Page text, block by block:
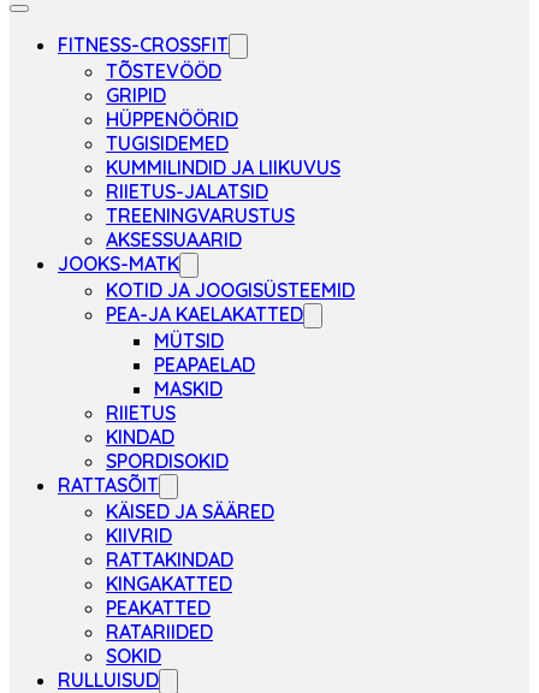
FITNESS-CROSSFIT
TÕSTEVÖÖD
GRIPID
HÜPPENÖÖRID
TUGISIDEMED
KUMMILINDID JA LIIKUVUS
RIIETUS-JALATSID
TREENINGVARUSTUS
AKSESSUAARID
JOOKS-MATK
KOTID JA JOOGISÜSTEEMID
PEA-JA KAELAKATTED
MÜTSID
PEAPAELAD
MASKID
RIIETUS
KINDAD
SPORDISOKID
RATTASÕIT
KÄISED JA SÄÄRED
KIIVRID
RATTAKINDAD
KINGAKATTED
PEAKATTED
RATARIIDED
SOKID
RULLUISUD